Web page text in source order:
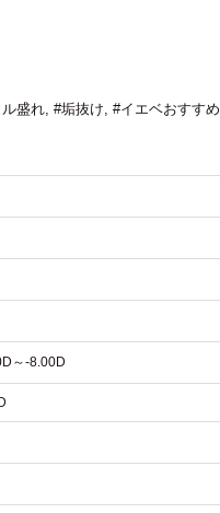
盛れ, #垢抜け, #イエベおすすめ
～-8.00D